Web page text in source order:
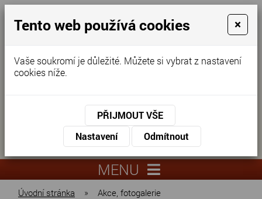
prohlídka
KONTAKTUJTE NÁS
KONTAKTUJTE NÁS
551
lysa.cz
MENU
Úvodní stránka » Akce, fotogalerie
Tento web používá cookies ×
Vaše soukromí je důležité. Můžete si vybrat z nastavení
cookies níže.
PŘIJMOUT VŠE
Nastavení
Odmítnout